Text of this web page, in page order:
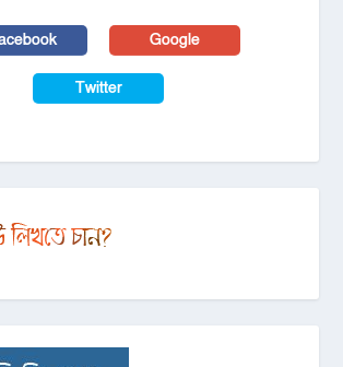
Google
Twitter